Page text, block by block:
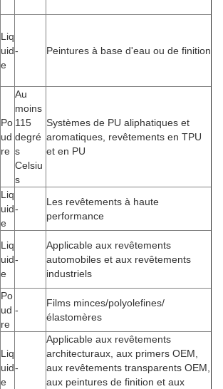
Liq
uid
e
- Peintures à base d'eau ou de finition
Po
ud
re
Au
moins
115
degré
s
Celsiu
s
Systèmes de PU aliphatiques et
aromatiques, revêtements en TPU
et en PU
Liq
uid
e
-
Les revêtements à haute
performance
Liq
uid
e
-
Applicable aux revêtements
automobiles et aux revêtements
industriels
Po
ud
re
-
Films minces/polyolefines/
élastomères
Liq
uid
e
-
Applicable aux revêtements
architecturaux, aux primers OEM,
aux revêtements transparents OEM,
aux peintures de finition et aux